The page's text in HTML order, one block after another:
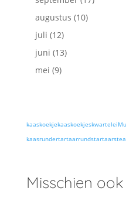
augustus (10)
juli (12)
juni (13)
mei (9)
kaaskoekjekaaskoekjeskwartelei
kaasrundertartaarrundstartaar
Misschien